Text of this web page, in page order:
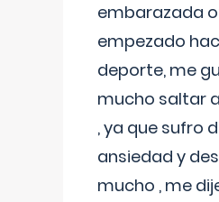
embarazada
empezado
deporte, me
mucho saltar
, ya que sufro
ansiedad y
mucho , me